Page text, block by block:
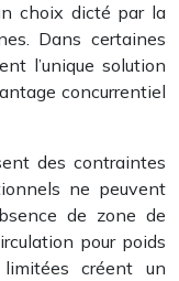
choix dicté par la
Dans certaines
l’unique solution
concurrentiel
des contraintes
ne peuvent
de zone de
pour poids
créent un